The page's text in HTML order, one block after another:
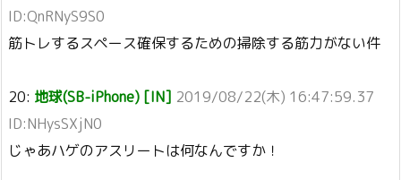
ID:QnRNyS9S0
筋トレするスペース確保するための掃除する筋力がない件
20: 地球(SB-iPhone) [IN] 2019/08/22(木) 16:47:59.37
ID:NHysSXjN0
じゃあハゲのアスリートは何なんですか！